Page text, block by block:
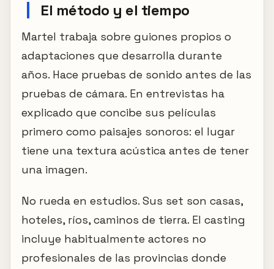
El método y el tiempo
Martel trabaja sobre guiones propios o
adaptaciones que desarrolla durante
años. Hace pruebas de sonido antes de las
pruebas de cámara. En entrevistas ha
explicado que concibe sus películas
primero como paisajes sonoros: el lugar
tiene una textura acústica antes de tener
una imagen.
No rueda en estudios. Sus set son casas,
hoteles, ríos, caminos de tierra. El casting
incluye habitualmente actores no
profesionales de las provincias donde